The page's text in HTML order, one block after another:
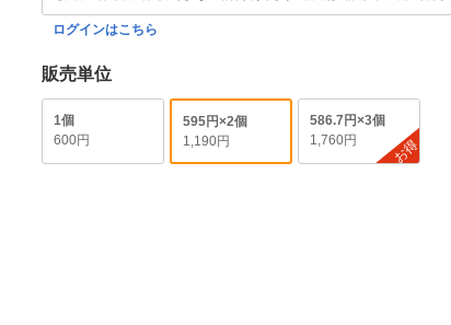
ログインはこちら
販売単位
1個
600円
595円×2個
1,190円
586.7円×3個
1,760円
お得